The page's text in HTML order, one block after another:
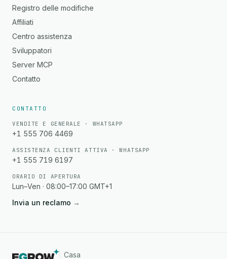
Registro delle modifiche
Affiliati
Centro assistenza
Sviluppatori
Server MCP
Contatto
CONTATTO
VENDITE E GENERALE · WHATSAPP
+1 555 706 4469
ASSISTENZA CLIENTI ATTIVA · WHATSAPP
+1 555 719 6197
ORARIO DI APERTURA
Lun–Ven · 08:00–17:00 GMT+1
Invia un reclamo →
Casa